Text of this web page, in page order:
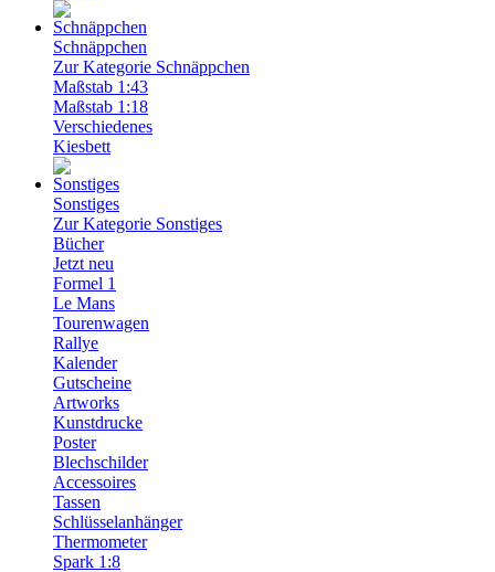
Schnäppchen
Zur Kategorie Schnäppchen
Maßstab 1:43
Maßstab 1:18
Verschiedenes
Kiesbett
Sonstiges
Zur Kategorie Sonstiges
Bücher
Jetzt neu
Formel 1
Le Mans
Tourenwagen
Rallye
Kalender
Gutscheine
Artworks
Kunstdrucke
Poster
Blechschilder
Accessoires
Tassen
Schlüsselanhänger
Thermometer
Spark 1:8